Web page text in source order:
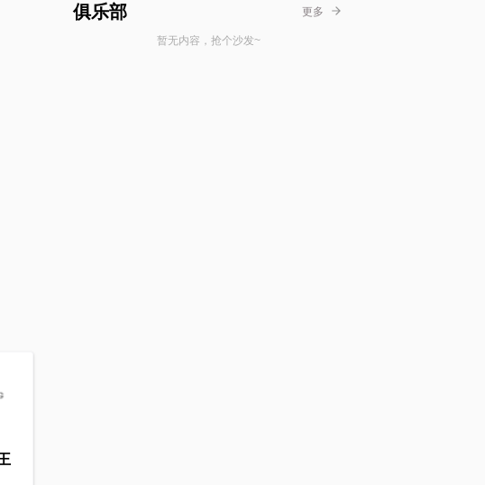
俱乐部 更多
暂无内容，抢个沙发~